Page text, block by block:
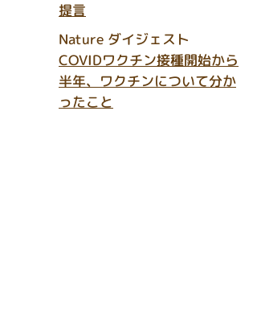
提言
Nature ダイジェスト
COVIDワクチン接種開始から
半年、ワクチンについて分か
ったこと